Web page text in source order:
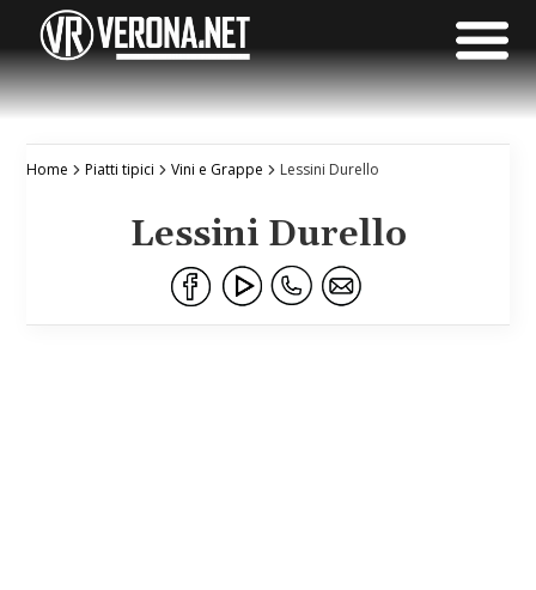
Home Piatti tipici Vini e Grappe Lessini Durello
Lessini Durello